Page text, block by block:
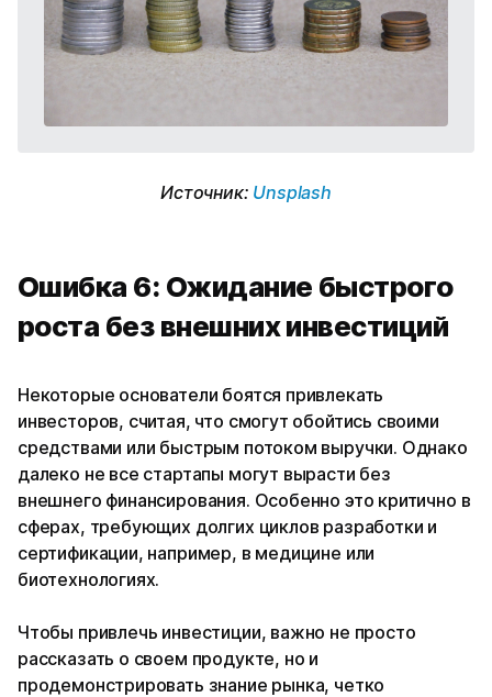
Источник: Unsplash
Ошибка 6: Ожидание быстрого
роста без внешних инвестиций
Некоторые основатели боятся привлекать
инвесторов, считая, что смогут обойтись своими
средствами или быстрым потоком выручки. Однако
далеко не все стартапы могут вырасти без
внешнего финансирования. Особенно это критично в
сферах, требующих долгих циклов разработки и
сертификации, например, в медицине или
биотехнологиях.
Чтобы привлечь инвестиции, важно не просто
рассказать о своем продукте, но и
продемонстрировать знание рынка, четко